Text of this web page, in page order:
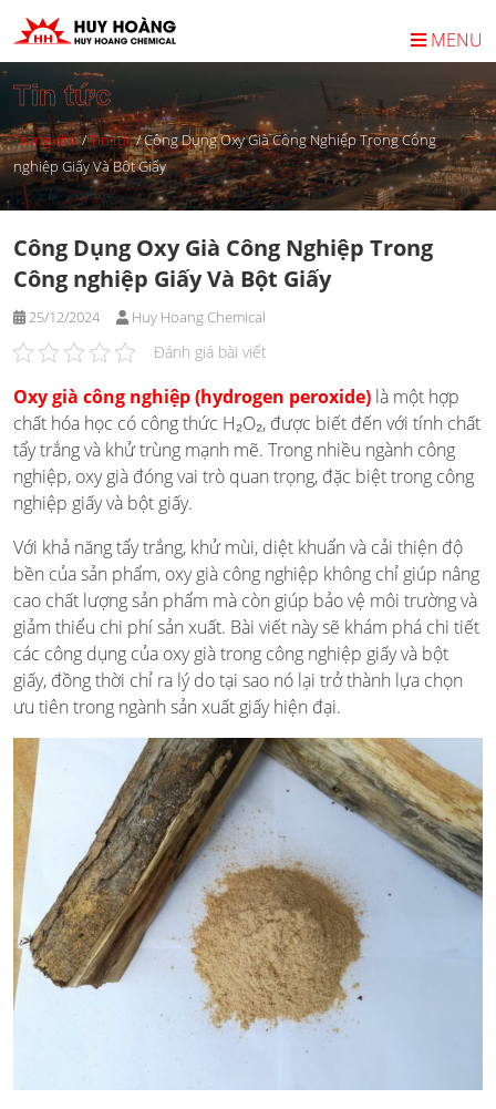
Skip
to
content
MENU
Tin tức
Trang chủ/Tin tức/Công Dụng Oxy Già Công Nghiệp Trong Công
nghiệp Giấy Và Bột Giấy
Công Dụng Oxy Già Công Nghiệp Trong
Công nghiệp Giấy Và Bột Giấy
25/12/2024 Huy Hoang Chemical
Đánh giá bài viết
Oxy già công nghiệp (hydrogen peroxide) là một hợp
chất hóa học có công thức H₂O₂, được biết đến với tính chất
tẩy trắng và khử trùng mạnh mẽ. Trong nhiều ngành công
nghiệp, oxy già đóng vai trò quan trọng, đặc biệt trong công
nghiệp giấy và bột giấy.
Với khả năng tẩy trắng, khử mùi, diệt khuẩn và cải thiện độ
bền của sản phẩm, oxy già công nghiệp không chỉ giúp nâng
cao chất lượng sản phẩm mà còn giúp bảo vệ môi trường và
giảm thiểu chi phí sản xuất. Bài viết này sẽ khám phá chi tiết
các công dụng của oxy già trong công nghiệp giấy và bột
giấy, đồng thời chỉ ra lý do tại sao nó lại trở thành lựa chọn
ưu tiên trong ngành sản xuất giấy hiện đại.